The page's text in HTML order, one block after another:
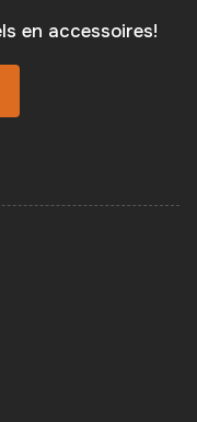
en accessoires!